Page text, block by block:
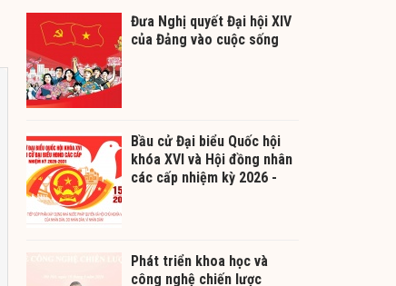
Đưa Nghị quyết Đại hội XIV
của Đảng vào cuộc sống
Bầu cử Đại biểu Quốc hội
khóa XVI và Hội đồng nhân
các cấp nhiệm kỳ 2026 -
Phát triển khoa học và
công nghệ chiến lược